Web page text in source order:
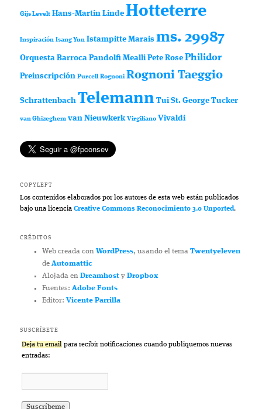
Gijs Levelt Hans-Martin Linde Hotteterre
Inspiración Isang Yun Istampitte Marais ms. 29987
Orquesta Barroca Pandolfi Mealli Pete Rose Philidor
Preinscripción Purcell Rognoni Rognoni Taeggio
Schrattenbach Telemann Tui St. George Tucker
van Ghizeghem van Nieuwkerk Virgiliano Vivaldi
COPYLEFT
Los contenidos elaborados por los autores de esta web están publicados
bajo una licenciaCreative Commons Reconocimiento 3.0 Unported.
CRÉDITOS
Web creada con WordPress, usando el tema Twentyeleven
de Automattic
Alojada en Dreamhosty Dropbox
Fuentes: Adobe Fonts
Editor: Vicente Parrilla
SUSCRÍBETE
Deja tu email para recibir notificaciones cuando publiquemos nuevas
entradas: